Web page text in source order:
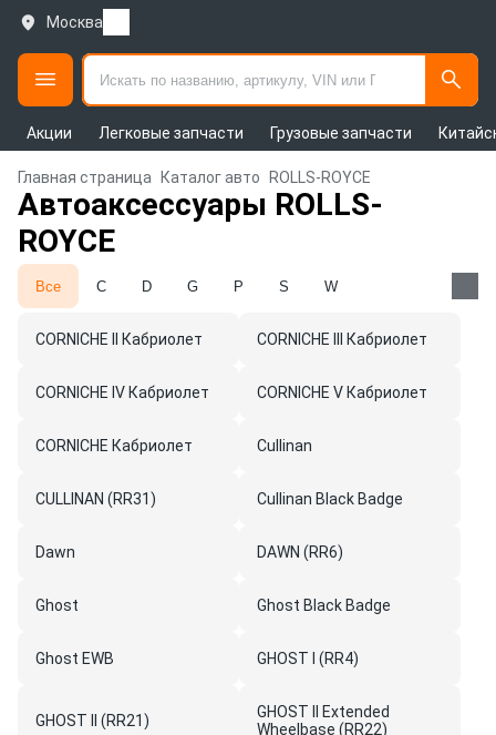
Москва
Акции Легковые запчасти Грузовые запчасти
Главная страница Каталог авто ROLLS-ROYCE
Автоаксессуары ROLLS-
ROYCE
Все C D G P S W
CORNICHE II Кабриолет CORNICHE III Кабриолет
CORNICHE IV Кабриолет CORNICHE V Кабриолет
CORNICHE Кабриолет Cullinan
CULLINAN (RR31) Cullinan Black Badge
Dawn DAWN (RR6)
Ghost Ghost Black Badge
Ghost EWB GHOST I (RR4)
GHOST II (RR21)
GHOST II Extended
Wheelbase (RR22)